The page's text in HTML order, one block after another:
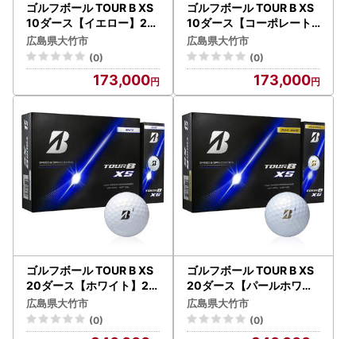
ゴルフボール TOUR B XS
10ダース【イエロー】20
26年モデル BRIDGESTON
E ブリヂストン ツアーB｜
120個入り [2360]
広島県大竹市
(0)
173,000
ゴルフボール TOUR B XS
10ダース【コーポレート
色】2026年モデル BRIDG
ESTONE ブリヂストン ツ
アーB｜120個入り [2361]
広島県大竹市
(0)
173,000
ゴルフボール TOUR B XS
20ダース【ホワイト】20
26年モデル BRIDGESTON
E ブリヂストン ツアーB｜
240個入り [2363]
広島県大竹市
(0)
ゴルフボール TOUR B XS
20ダース【パールホワイ
ト】2026年モデル BRIDG
ESTONE ブリヂストン ツ
アーB｜240個入り [2364
広島県大竹市
(0)